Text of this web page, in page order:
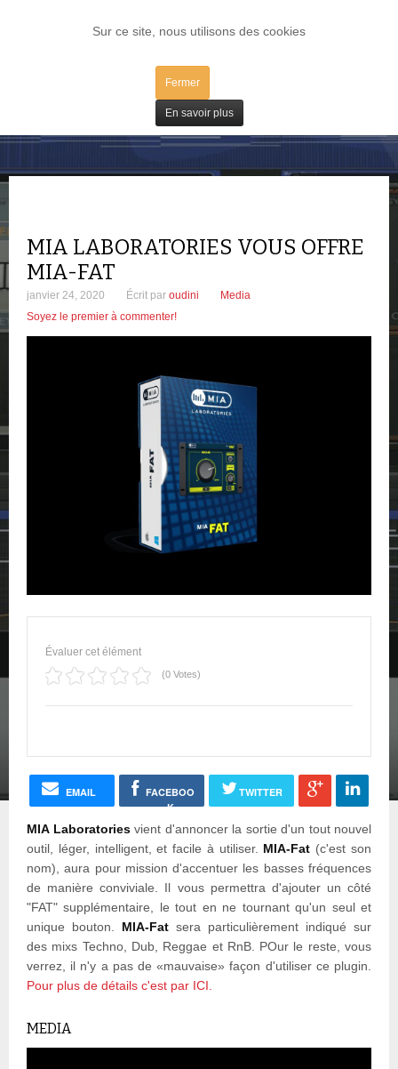
Sur ce site, nous utilisons des cookies
Fermer
En savoir plus
LOG IN
MIA LABORATORIES VOUS OFFRE
MIA-FAT
janvier 24, 2020 Écrit par oudini
Media
Soyez le premier à commenter!
Évaluer cet élément
(0 Votes)
EMAIL
FACEBOO
K
TWITTER
MIA Laboratoriesvient d'annoncer la sortie d'un tout nouvel
outil, léger, intelligent, et facile à utiliser. MIA-Fat (c'est son
nom), aura pour mission d'accentuer les basses fréquences
de manière conviviale. Il vous permettra d'ajouter un côté
"FAT" supplémentaire, le tout en ne tournant qu'un seul et
unique bouton. MIA-Fat sera particulièrement indiqué sur
des mixs Techno, Dub, Reggae et RnB. POur le reste, vous
verrez, il n'y a pas de «mauvaise» façon d'utiliser ce plugin.
Pour plus de détails c'est par ICI.
MEDIA